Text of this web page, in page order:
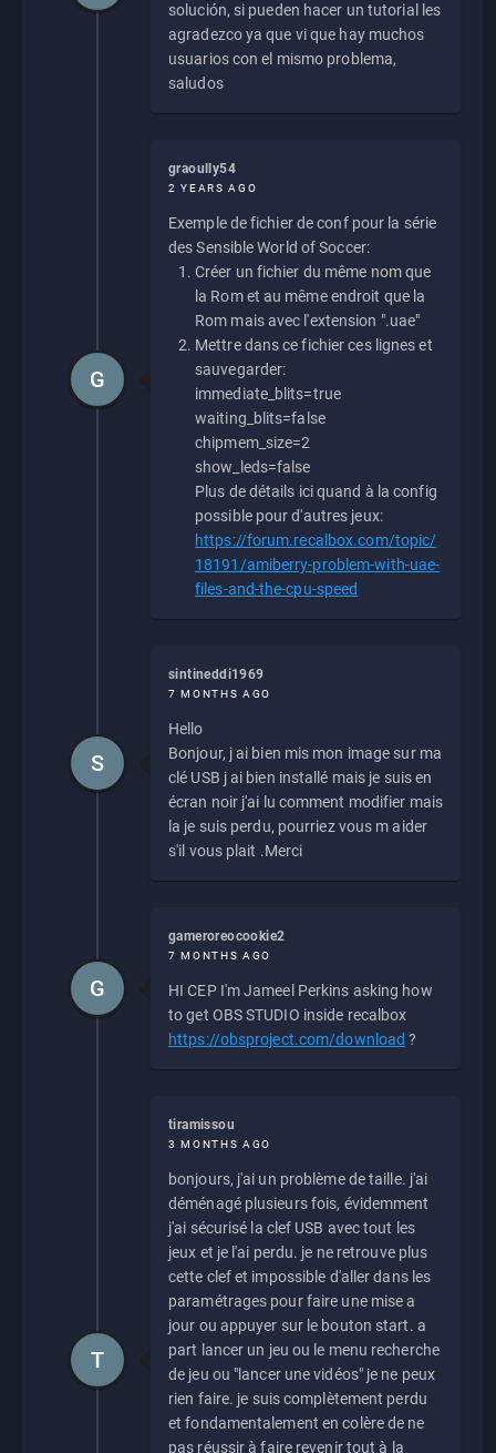
solución, si pueden hacer un tutorial les
agradezco ya que vi que hay muchos
usuarios con el mismo problema,
saludos
graoully54
2 YEARS AGO
Exemple de fichier de conf pour la série
des Sensible World of Soccer:
Créer un fichier du même nom que
la Rom et au même endroit que la
Rom mais avec l'extension ".uae"
Mettre dans ce fichier ces lignes et
sauvegarder:
immediate_blits=true
waiting_blits=false
chipmem_size=2
show_leds=false
Plus de détails ici quand à la config
possible pour d'autres jeux:
https://forum.recalbox.com/topic/
18191/amiberry-problem-with-uae-
files-and-the-cpu-speed
G
sintineddi1969
7 MONTHS AGO
Hello
Bonjour, j ai bien mis mon image sur ma
clé USB j ai bien installé mais je suis en
écran noir j'ai lu comment modifier mais
la je suis perdu, pourriez vous m aider
s'il vous plait .Merci
S
gameroreocookie2
7 MONTHS AGO
HI CEP I'm Jameel Perkins asking how
to get OBS STUDIO inside recalbox
https://obsproject.com/download ?
G
tiramissou
3 MONTHS AGO
bonjours, j'ai un problème de taille. j'ai
déménagé plusieurs fois, évidemment
j'ai sécurisé la clef USB avec tout les
jeux et je l'ai perdu. je ne retrouve plus
cette clef et impossible d'aller dans les
paramétrages pour faire une mise a
jour ou appuyer sur le bouton start. a
part lancer un jeu ou le menu recherche
de jeu ou "lancer une vidéos" je ne peux
rien faire. je suis complètement perdu
et fondamentalement en colère de ne
pas réussir à faire revenir tout à la
T